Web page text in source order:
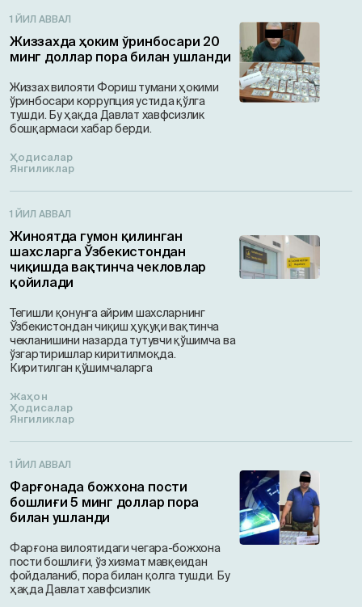
1 ЙИЛ АВВАЛ
Жиззахда ҳоким ўринбосари 20
минг доллар пора билан ушланди
Жиззах вилояти Фориш тумани ҳокими
ўринбосари коррупция устида қўлга
тушди. Бу ҳақда Давлат хавфсизлик
бошқармаси хабар берди.
Ҳодисалар
Янгиликлар
1 ЙИЛ АВВАЛ
Жиноятда гумон қилинган
шахсларга Ўзбекистондан
чиқишда вақтинча чекловлар
қойилади
Тегишли қонунга айрим шахсларнинг
Ўзбекистондан чиқиш ҳуқуқи вақтинча
чекланишини назарда тутувчи қўшимча ва
ўзгартиришлар киритилмоқда.
Киритилган қўшимчаларга
Жаҳон
Ҳодисалар
Янгиликлар
1 ЙИЛ АВВАЛ
Фарғонада божхона пости
бошлиғи 5 минг доллар пора
билан ушланди
Фарғона вилоятидаги чегара-божхона
пости бошлиғи, ўз хизмат мавқеидан
фойдаланиб, пора билан қолга тушди. Бу
ҳақда Давлат хавфсизлик